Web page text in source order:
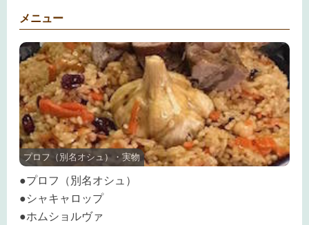
メニュー
プロフ（別名オシュ）・実物
●プロフ（別名オシュ）
●シャキャロップ
●ホムショルヴァ